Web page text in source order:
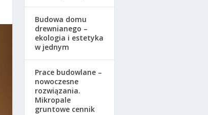
Budowa domu
drewnianego –
ekologia i estetyka
w jednym
Prace budowlane –
nowoczesne
rozwiązania.
Mikropale
gruntowe cennik